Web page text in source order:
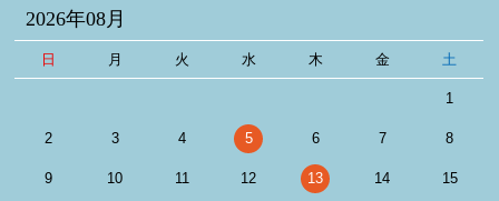
2026年08月
日 月 火 水 木 金 土
1
2 3 4 5 6 7 8
9 10 11 12 13 14 15